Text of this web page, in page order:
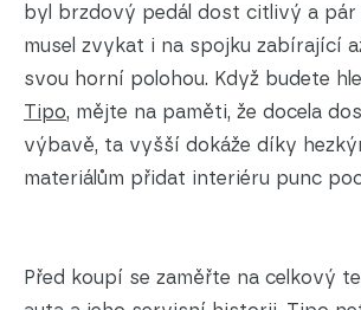
byl brzdový pedál dost citlivý a pár
musel zvykat i na spojku zabírající
svou horní polohou. Když budete
Tipo, mějte na paměti, že docela
výbavě, ta vyšší dokáže díky
materiálům přidat interiéru punc
Před koupí se zaměřte na celkový